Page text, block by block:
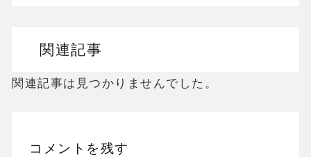
関連記事
関連記事は見つかりませんでした。
コメントを残す